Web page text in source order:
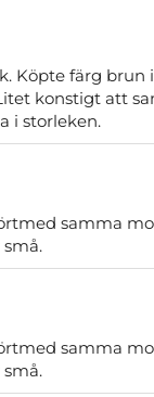
Köpte färg brun
konstigt att
i storleken.
samma
samma